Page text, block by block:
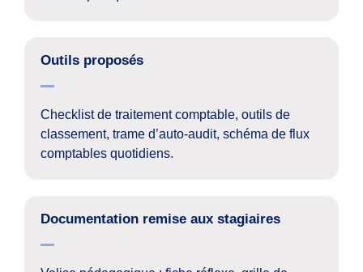
Outils proposés
Checklist de traitement comptable, outils de
classement, trame d’auto-audit, schéma de flux
comptables quotidiens.
Documentation remise aux stagiaires